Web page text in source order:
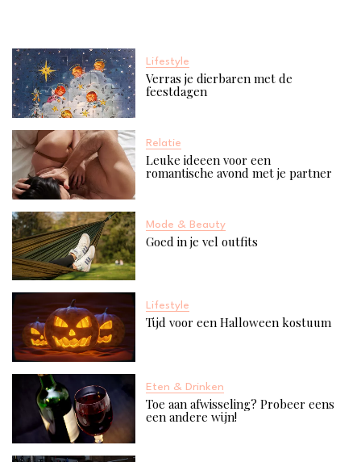
Lifestyle
Verras je dierbaren met de
feestdagen
Relatie
Leuke ideeen voor een
romantische avond met je partner
Mode & Beauty
Goed in je vel outfits
Lifestyle
Tijd voor een Halloween kostuum
Eten & Drinken
Toe aan afwisseling? Probeer eens
een andere wijn!